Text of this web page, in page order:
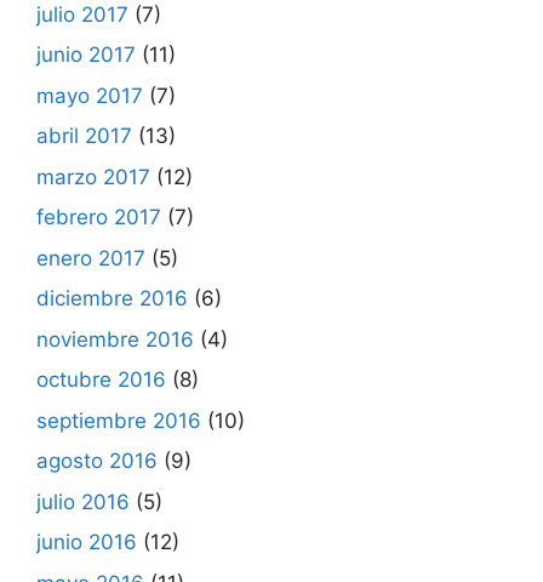
julio 2017 (7)
junio 2017 (11)
mayo 2017 (7)
abril 2017 (13)
marzo 2017 (12)
febrero 2017 (7)
enero 2017 (5)
diciembre 2016 (6)
noviembre 2016 (4)
octubre 2016 (8)
septiembre 2016 (10)
agosto 2016 (9)
julio 2016 (5)
junio 2016 (12)